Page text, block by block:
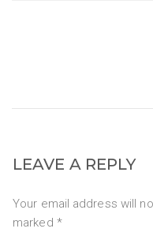
LEAVE A REPLY
Your email address will
marked *